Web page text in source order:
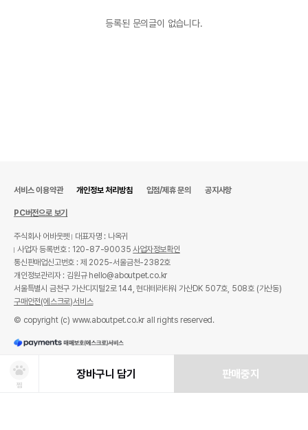
등록된 문의글이 없습니다.
찜
장바구니 담기 판매중지
서비스 이용약관 개인정보 처리방침 입점/제휴 문의 공지사항
PC버전으로 보기
주식회사 어바웃펫
대표자명 : 나옥귀
사업자 등록번호 : 120-87-90035사업자정보확인
통신판매업신고번호 : 제 2025-서울금천-2382호
개인정보관리자 : 김원규 hello@aboutpet.co.kr
서울특별시 금천구 가산디지털2로 144, 현대테라타워 가산DK 507호, 508호 (가산동)
구매안전(에스크로)서비스
© copyright (c) www.aboutpet.co.kr all rights reserved.